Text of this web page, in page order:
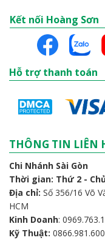
Kết nối Hoàng Sơn
Hỗ trợ thanh toán
THÔNG TIN LIÊN
Chi Nhánh Sài Gòn
Thời gian: Thứ 2 -
Địa chỉ: Số 356/16 Võ
HCM
Kinh Doanh:
Kỹ Thuật: